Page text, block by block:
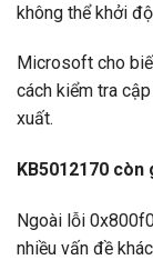
không thể khởi
Microsoft cho
cách kiểm tra
xuất.
KB5012170
Ngoài lỗi
nhiều vấn đề